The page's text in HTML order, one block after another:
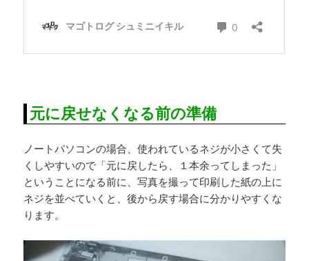
元に戻せなくなる前の準備
ノートパソコンの場合、使われているネジが小さくて失
くしやすいので「元に戻したら、１本余ってしまった」
ということになる前に、写真を撮って印刷した紙の上に
ネジを並べていくと、後から戻す場合に分かりやすくな
ります。